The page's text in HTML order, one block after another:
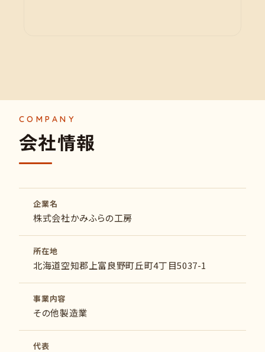
会社情報
企業名
株式会社かみふらの工房
所在地
北海道空知郡上富良野町丘町4丁目5037-1
事業内容
その他製造業
代表